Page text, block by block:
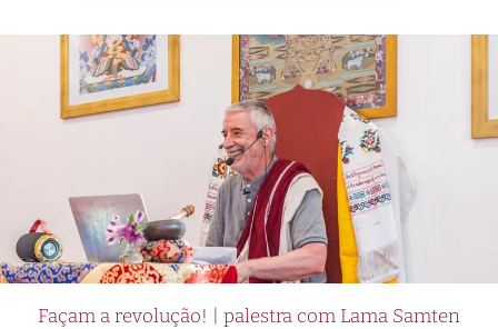
Façam a revolução! | palestra com Lama Samten